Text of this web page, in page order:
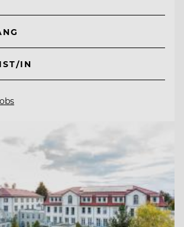
IN